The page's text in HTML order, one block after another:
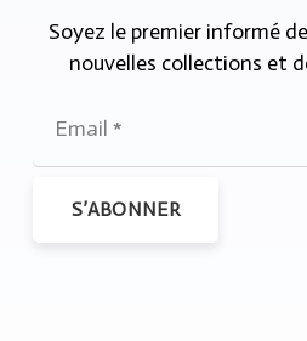
Soyez le premier informé
nouvelles collections et
S’ABONNER